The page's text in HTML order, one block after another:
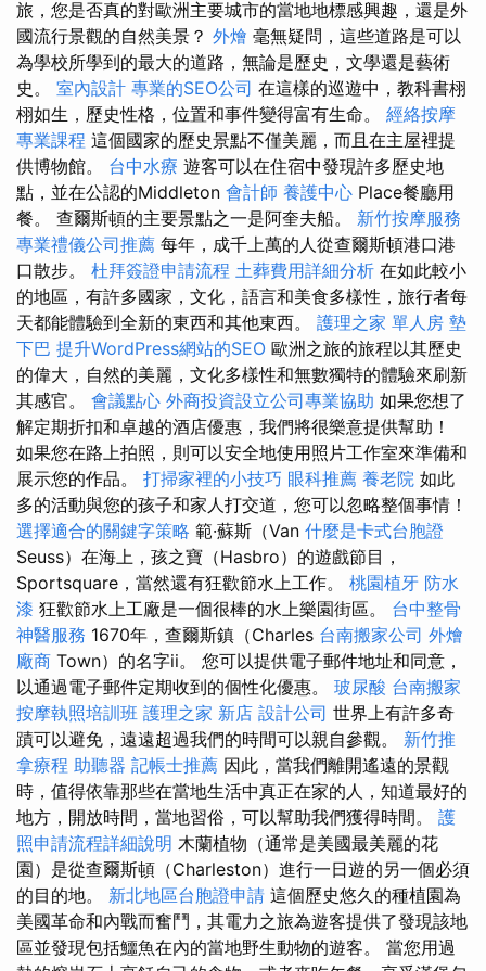
旅，您是否真的對歐洲主要城市的當地地標感興趣，還是外
國流行景觀的自然美景？ 外燴 毫無疑問，這些道路是可以
為學校所學到的最大的道路，無論是歷史，文學還是藝術
史。 室內設計 專業的SEO公司 在這樣的巡遊中，教科書栩
栩如生，歷史性格，位置和事件變得富有生命。 經絡按摩
專業課程 這個國家的歷史景點不僅美麗，而且在主屋裡提
供博物館。 台中水療 遊客可以在住宿中發現許多歷史地
點，並在公認的Middleton 會計師 養護中心 Place餐廳用
餐。 查爾斯頓的主要景點之一是阿奎夫船。 新竹按摩服務
專業禮儀公司推薦 每年，成千上萬的人從查爾斯頓港口港
口散步。 杜拜簽證申請流程 土葬費用詳細分析 在如此較小
的地區，有許多國家，文化，語言和美食多樣性，旅行者每
天都能體驗到全新的東西和其他東西。 護理之家 單人房 墊
下巴 提升WordPress網站的SEO 歐洲之旅的旅程以其歷史
的偉大，自然的美麗，文化多樣性和無數獨特的體驗來刷新
其感官。 會議點心 外商投資設立公司專業協助 如果您想了
解定期折扣和卓越的酒店優惠，我們將很樂意提供幫助！
如果您在路上拍照，則可以安全地使用照片工作室來準備和
展示您的作品。 打掃家裡的小技巧 眼科推薦 養老院 如此
多的活動與您的孩子和家人打交道，您可以忽略整個事情！
選擇適合的關鍵字策略 範·蘇斯（Van 什麼是卡式台胞證
Seuss）在海上，孩之寶（Hasbro）的遊戲節目，
Sportsquare，當然還有狂歡節水上工作。 桃園植牙 防水
漆 狂歡節水上工廠是一個很棒的水上樂園街區。 台中整骨
神醫服務 1670年，查爾斯鎮（Charles 台南搬家公司 外燴
廠商 Town）的名字ii。 您可以提供電子郵件地址和同意，
以通過電子郵件定期收到的個性化優惠。 玻尿酸 台南搬家
按摩執照培訓班 護理之家 新店 設計公司 世界上有許多奇
蹟可以避免，遠遠超過我們的時間可以親自參觀。 新竹推
拿療程 助聽器 記帳士推薦 因此，當我們離開遙遠的景觀
時，值得依靠那些在當地生活中真正在家的人，知道最好的
地方，開放時間，當地習俗，可以幫助我們獲得時間。 護
照申請流程詳細說明 木蘭植物（通常是美國最美麗的花
園）是從查爾斯頓（Charleston）進行一日遊的另一個必須
的目的地。 新北地區台胞證申請 這個歷史悠久的種植園為
美國革命和內戰而奮鬥，其電力之旅為遊客提供了發現該地
區並發現包括鱷魚在內的當地野生動物的遊客。 當您用過